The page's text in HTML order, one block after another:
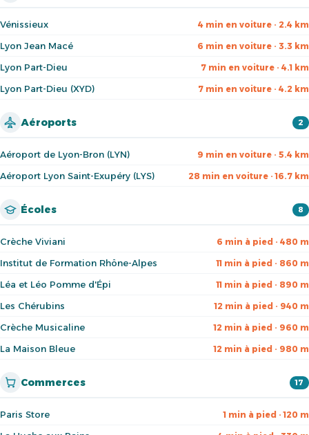
Vénissieux 4 min en voiture · 2.4 km
Lyon Jean Macé 6 min en voiture · 3.3 km
Lyon Part-Dieu 7 min en voiture · 4.1 km
Lyon Part-Dieu (XYD) 7 min en voiture · 4.2 km
Aéroports 2
Aéroport de Lyon-Bron (LYN) 9 min en voiture · 5.4 km
Aéroport Lyon Saint-Exupéry (LYS) 28 min en voiture · 16.7 km
Écoles 8
Crèche Viviani 6 min à pied · 480 m
Institut de Formation Rhône-Alpes 11 min à pied · 860 m
Léa et Léo Pomme d'Épi 11 min à pied · 890 m
Les Chérubins 12 min à pied · 940 m
Crèche Musicaline 12 min à pied · 960 m
La Maison Bleue 12 min à pied · 980 m
Commerces 17
Paris Store 1 min à pied · 120 m